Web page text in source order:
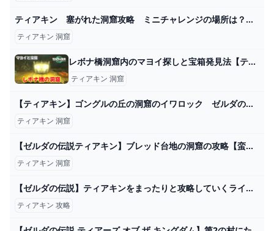
ティアキン 塞がれた洞窟攻略 ミニチャレンジの場所は？ ＃１５７４ 【ゼルダの伝説ティアーズオブザキングダム】 - YouTube
ティアキン 洞窟
レボナ橋洞窟内のマヨイ探しと宝箱発見法【ティアキン攻略】 とあるゲームブログの軌跡
ティアキン 洞窟
【ティアキン】ゴングルの丘の洞窟のイワロック ゼルダの伝説ティアーズ オブザキングダム #ゼルダの伝説 #ティアキン #zelda - YouTube
ティアキン 洞窟
【ゼルダの伝説ティアキン】ブレッド台地の洞窟の攻略【蛮族の兜】 こころぐゲーム
ティアキン 洞窟
【ゼルダの伝説】ティアキンをまったりと攻略していくライブ #2【ティアーズオブザキングダム】 - YouTube
ティアキン 攻略